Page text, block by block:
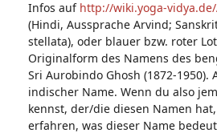
Infos auf http://wiki.yoga-
(Hindi, Aussprache Arvind;
stellata), oder blauer bzw. roter
Originalform des Namens des
Sri Aurobindo Ghosh (1872-1950).
indischer Name. Wenn du also
kennst, der/die diesen Namen
erfahren, was dieser Name